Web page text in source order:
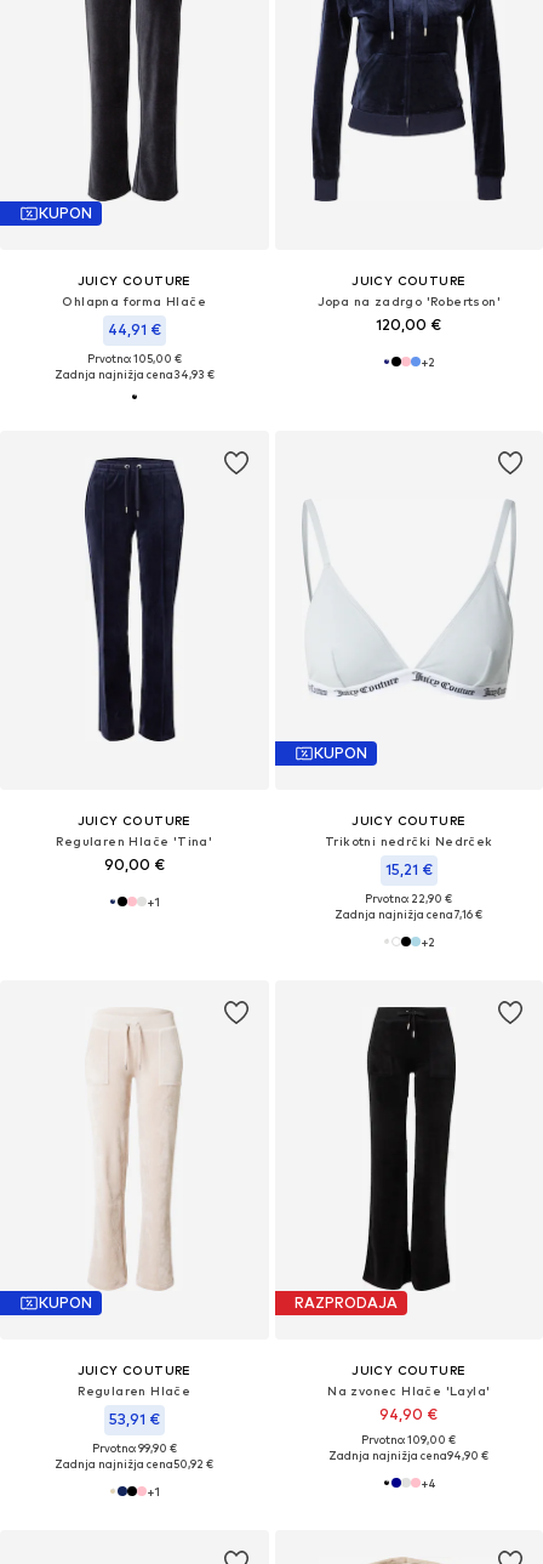
KUPON
JUICY COUTURE
Ohlapna forma Hlače
44,91 €
Prvotno: 105,00 €
Zadnja najnižja cena34,93 €
JUICY COUTURE
Jopa na zadrgo 'Robertson'
120,00 €
+2
JUICY COUTURE
Regularen Hlače 'Tina'
90,00 €
+1
KUPON
JUICY COUTURE
Trikotni nedrčki Nedrček
15,21 €
Prvotno: 22,90 €
Zadnja najnižja cena7,16 €
+2
KUPON
JUICY COUTURE
Regularen Hlače
53,91 €
Prvotno: 99,90 €
Zadnja najnižja cena50,92 €
+1
RAZPRODAJA
JUICY COUTURE
Na zvonec Hlače 'Layla'
94,90 €
Prvotno: 109,00 €
Zadnja najnižja cena94,90 €
+4